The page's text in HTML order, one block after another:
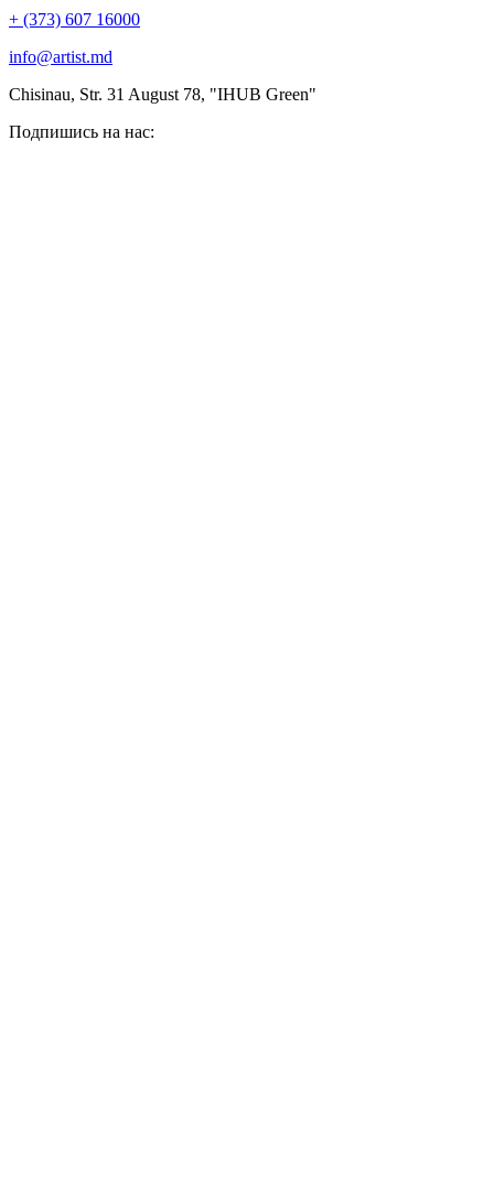
+ (373) 607 16000
info@artist.md
Chisinau, Str. 31 August 78, "IHUB Green"
Подпишись на нас: